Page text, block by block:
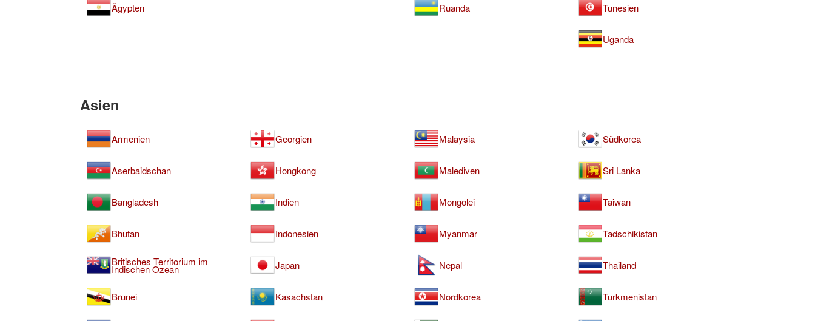
Ägypten Ruanda Tunesien
Uganda
Asien
Armenien
Aserbaidschan
Bangladesh
Bhutan
Britisches Territorium im
Indischen Ozean
Brunei
Georgien
Hongkong
Indien
Indonesien
Japan
Kasachstan
Malaysia
Malediven
Mongolei
Myanmar
Nepal
Nordkorea
Südkorea
Sri Lanka
Taiwan
Tadschikistan
Thailand
Turkmenistan